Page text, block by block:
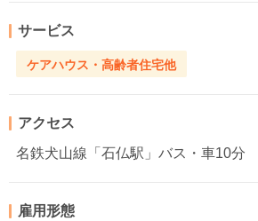
サービス
ケアハウス・高齢者住宅他
アクセス
名鉄犬山線「石仏駅」バス・車10分
雇用形態